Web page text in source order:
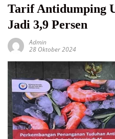
Tarif Antidumping
Jadi 3,9 Persen
Admin
28 Oktober 2024